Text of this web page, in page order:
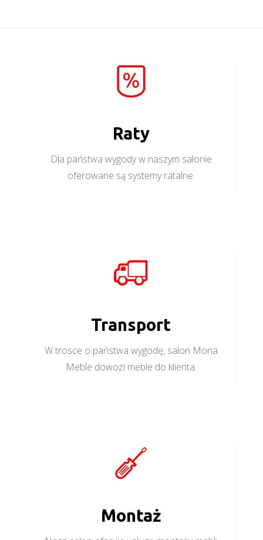
Raty
Dla państwa wygody w naszym salonie
oferowane są systemy ratalne.
Transport
W trosce o państwa wygodę, salon Mona
Meble dowozi meble do klienta.
Montaż